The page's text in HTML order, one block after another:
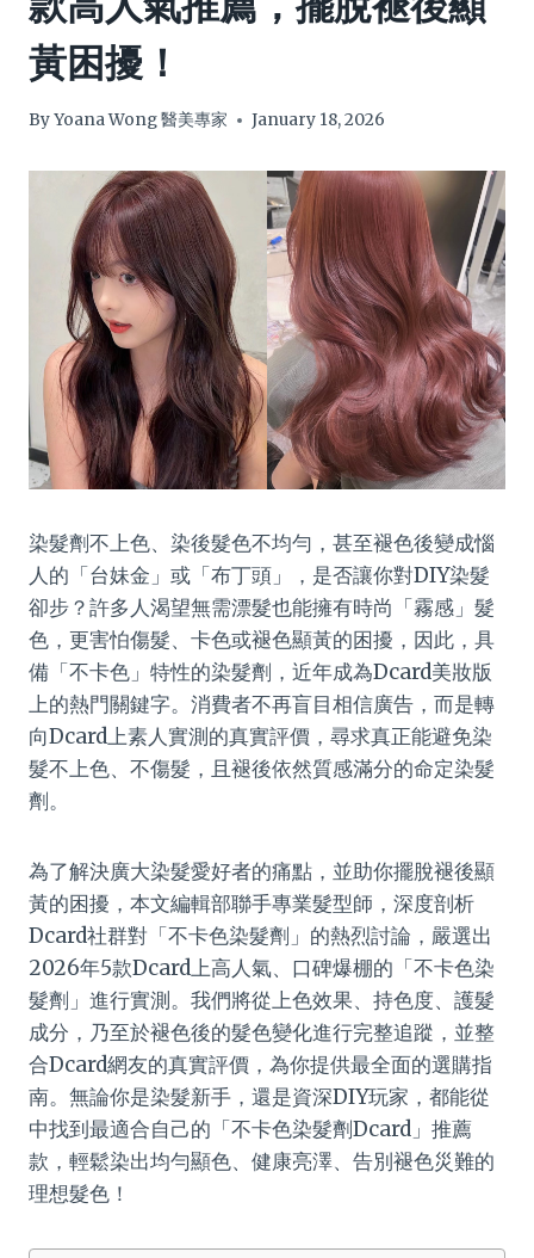
黃困擾！
ByYoana Wong 醫美專家 January 18, 2026
染髮劑不上色、染後髮色不均勻，甚至褪色後變成惱
人的「台妹金」或「布丁頭」，是否讓你對DIY染髮
卻步？許多人渴望無需漂髮也能擁有時尚「霧感」髮
色，更害怕傷髮、卡色或褪色顯黃的困擾，因此，具
備「不卡色」特性的染髮劑，近年成為Dcard美妝版
上的熱門關鍵字。消費者不再盲目相信廣告，而是轉
向Dcard上素人實測的真實評價，尋求真正能避免染
髮不上色、不傷髮，且褪後依然質感滿分的命定染髮
劑。
為了解決廣大染髮愛好者的痛點，並助你擺脫褪後顯
黃的困擾，本文編輯部聯手專業髮型師，深度剖析
Dcard社群對「不卡色染髮劑」的熱烈討論，嚴選出
2026年5款Dcard上高人氣、口碑爆棚的「不卡色染
髮劑」進行實測。我們將從上色效果、持色度、護髮
成分，乃至於褪色後的髮色變化進行完整追蹤，並整
合Dcard網友的真實評價，為你提供最全面的選購指
南。無論你是染髮新手，還是資深DIY玩家，都能從
中找到最適合自己的「不卡色染髮劑Dcard」推薦
款，輕鬆染出均勻顯色、健康亮澤、告別褪色災難的
理想髮色！